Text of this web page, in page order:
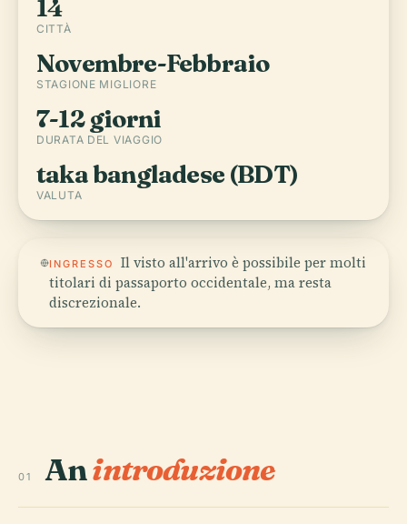
14
CITTÀ
Novembre-Febbraio
STAGIONE MIGLIORE
7-12 giorni
DURATA DEL VIAGGIO
taka bangladese (BDT)
VALUTA
INGRESSO
Il visto all'arrivo è possibile per molti
titolari di passaporto occidentale, ma resta
discrezionale.
01 Anintroduzione